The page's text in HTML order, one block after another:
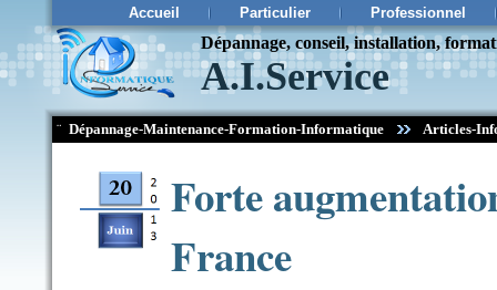
Accueil Particulier Professionnel
Dépannage, conseil, installation,
A.I.Service
¨ Dépannage-Maintenance-Formation-Informatique Articles-
Forte
France